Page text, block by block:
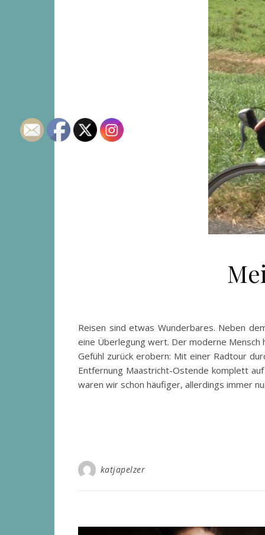
Reisen sind etwas Wunderbares. Neben
eine Überlegung wert. Der moderne Mensch
Gefühl zurück erobern: Mit einer Radtour
Entfernung Maastricht-Ostende komplett
waren wir schon häufiger, allerdings immer
katjapelzer